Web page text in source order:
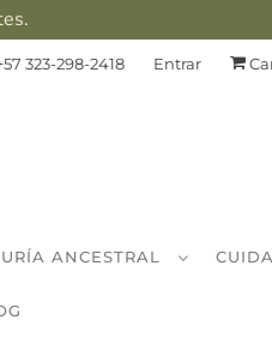
323-298-2418 Entrar
ANCESTRAL